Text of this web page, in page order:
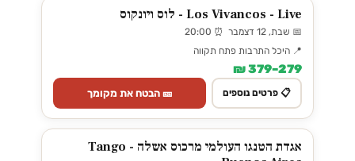
Los Vivancos - Live - לוס ויונקוס
📅 שבת, 12 דצמבר ⏰ 20:00
📍 היכל התרבות פתח תקווה
279–379 ₪
📋 פרטים נוספים 🎫 הבטח את מקומך
אגדת הטנגו העולמי מרכוס אשלה - Tango